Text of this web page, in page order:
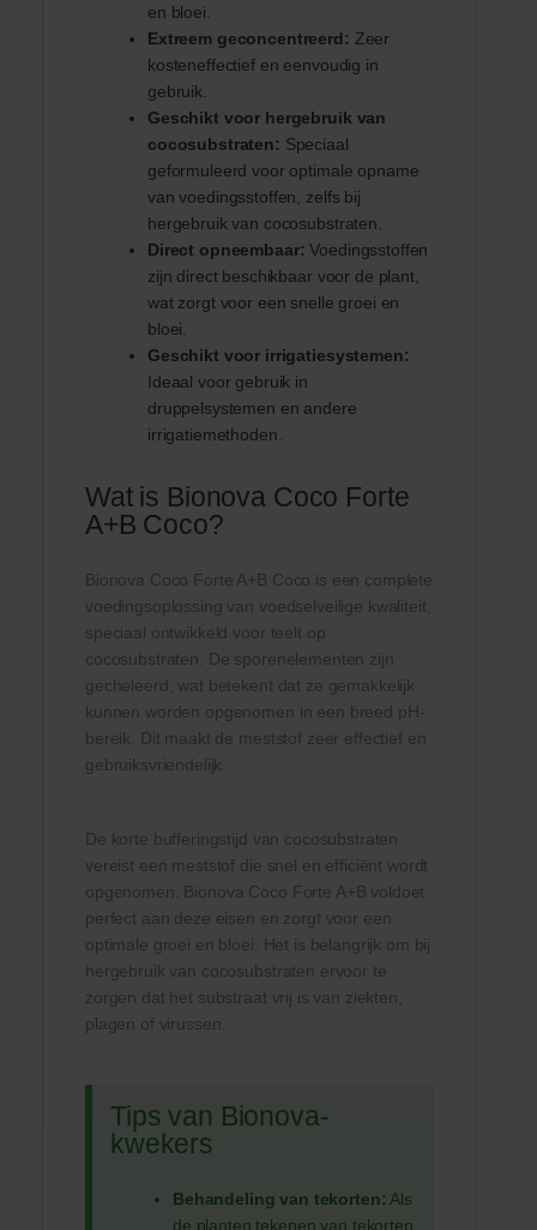
en bloei.
Extreem geconcentreerd: Zeer
kosteneffectief en eenvoudig in
gebruik.
Geschikt voor hergebruik van
cocosubstraten: Speciaal
geformuleerd voor optimale opname
van voedingsstoffen, zelfs bij
hergebruik van cocosubstraten.
Direct opneembaar: Voedingsstoffen
zijn direct beschikbaar voor de plant,
wat zorgt voor een snelle groei en
bloei.
Geschikt voor irrigatiesystemen:
Ideaal voor gebruik in
druppelsystemen en andere
irrigatiemethoden.
Wat is Bionova Coco Forte
A+B Coco?
Bionova Coco Forte A+B Coco is een complete
voedingsoplossing van voedselveilige kwaliteit,
speciaal ontwikkeld voor teelt op
cocosubstraten. De sporenelementen zijn
gecheleerd, wat betekent dat ze gemakkelijk
kunnen worden opgenomen in een breed pH-
bereik. Dit maakt de meststof zeer effectief en
gebruiksvriendelijk.
De korte bufferingstijd van cocosubstraten
vereist een meststof die snel en efficiënt wordt
opgenomen. Bionova Coco Forte A+B voldoet
perfect aan deze eisen en zorgt voor een
optimale groei en bloei. Het is belangrijk om bij
hergebruik van cocosubstraten ervoor te
zorgen dat het substraat vrij is van ziekten,
plagen of virussen.
Tips van Bionova-
kwekers
Behandeling van tekorten: Als
de planten tekenen van tekorten